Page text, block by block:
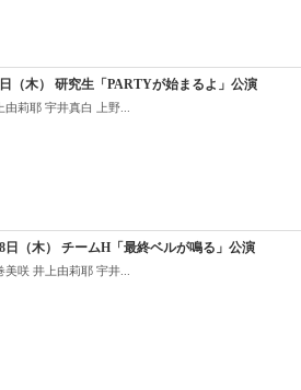
（木） 研究生「PARTYが始まるよ」公演
莉耶 宇井真白 上野...
日（木） チームH「最終ベルが鳴る」公演
咲 井上由莉耶 宇井...